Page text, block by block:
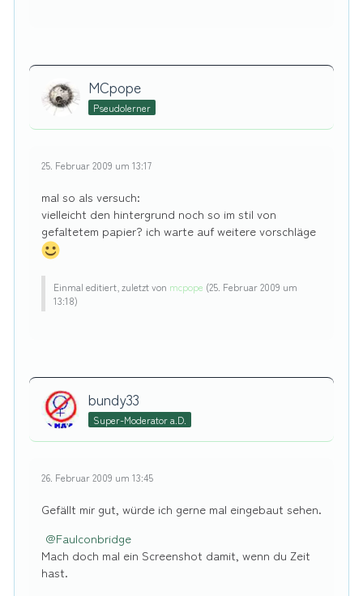
MCpope
Pseudolerner
25. Februar 2009 um 13:17
mal so als versuch:
vielleicht den hintergrund noch so im stil von
gefaltetem papier? ich warte auf weitere vorschläge
Einmal editiert, zuletzt von mcpope (25. Februar 2009 um
13:18)
bundy33
Super-Moderator a.D.
26. Februar 2009 um 13:45
Gefällt mir gut, würde ich gerne mal eingebaut sehen.
Faulconbridge
Mach doch mal ein Screenshot damit, wenn du Zeit
hast.